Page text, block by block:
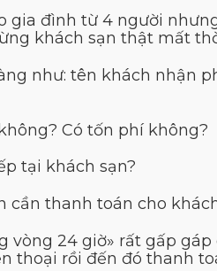
gia đình từ 4 người
khách sạn thật mất
như: tên khách nhận
Có tốn phí không?
tại khách sạn?
cần thanh toán cho
24 giờ» rất gấp gáp
thoại rồi đến đó thanh